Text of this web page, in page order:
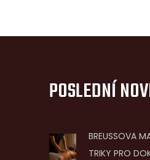
POSLEDNÍ
BREUSSOVA
TRIKY PRO